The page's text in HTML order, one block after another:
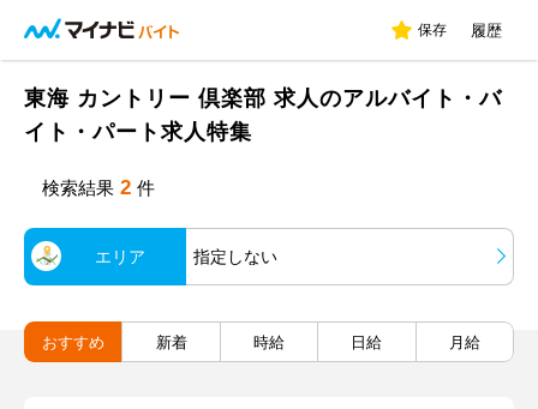
保存 履歴
東海 カントリー 倶楽部 求人のアルバイト・バ
イト・パート求人特集
検索結果 2 件
エリア 指定しない
おすすめ 新着 時給 日給 月給